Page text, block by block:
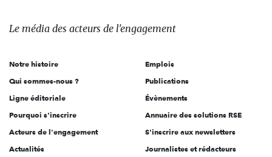
des
l'engagement
Le média des acteurs de l'engagement
Notre histoire
Qui sommes-nous ?
Ligne éditoriale
Pourquoi s'inscrire
Acteurs de l'engagement
Actualités
Emplois
Publications
Évènements
Annuaire des solutions RSE
S'inscrire aux newsletters
Journalistes et rédacteurs